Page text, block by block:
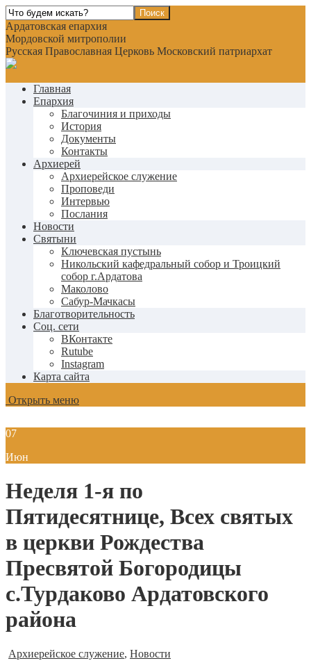
Ардатовская епархия
Мордовской митрополии
Русская Православная Церковь Московский патриархат
Главная
Епархия
Благочиния и приходы
История
Документы
Контакты
Архиерей
Архиерейское служение
Проповеди
Интервью
Послания
Новости
Святыни
Ключевская пустынь
Никольский кафедральный собор и Троицкий
собор г.Ардатова
Маколово
Сабур-Мачкасы
Благотворительность
Соц. сети
ВКонтакте
Rutube
Instagram
Карта сайта
Открыть меню
07
Июн
Неделя 1-я по
Пятидесятнице, Всех святых
в церкви Рождества
Пресвятой Богородицы
с.Турдаково Ардатовского
района
Архиерейское служение, Новости